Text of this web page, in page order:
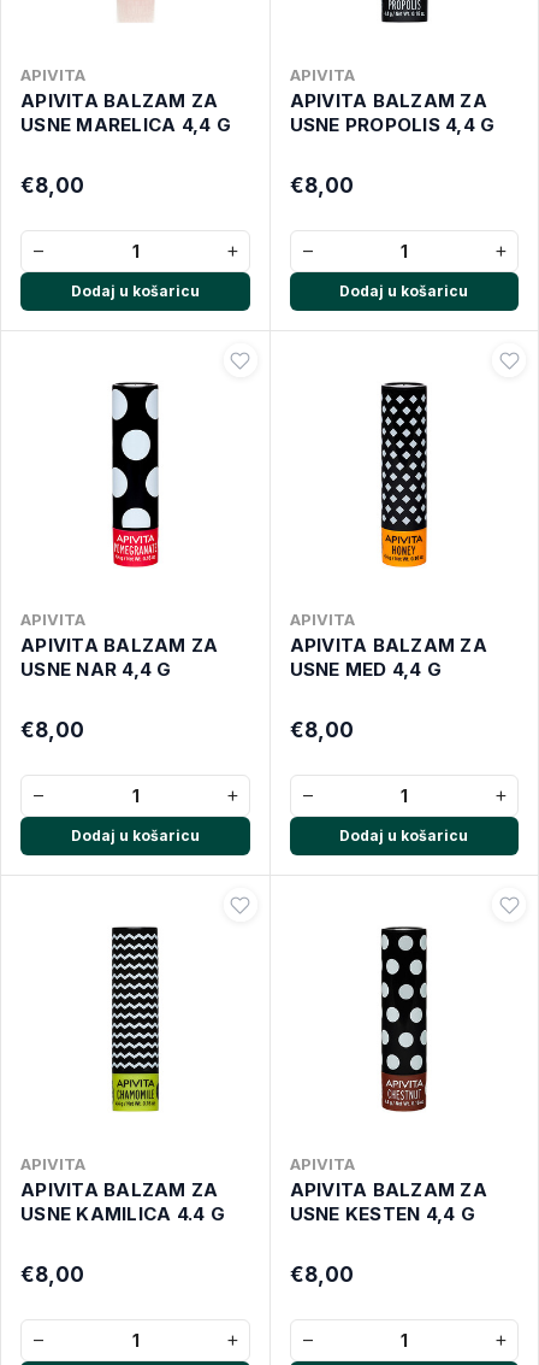
APIVITA
APIVITA BALZAM ZA
USNE MARELICA 4,4 G
€8,00
− +
Dodaj u košaricu
APIVITA
APIVITA BALZAM ZA
USNE PROPOLIS 4,4 G
€8,00
− +
Dodaj u košaricu
APIVITA
APIVITA BALZAM ZA
USNE NAR 4,4 G
€8,00
− +
Dodaj u košaricu
APIVITA
APIVITA BALZAM ZA
USNE MED 4,4 G
€8,00
− +
Dodaj u košaricu
APIVITA
APIVITA BALZAM ZA
USNE KAMILICA 4.4 G
€8,00
− +
APIVITA
APIVITA BALZAM ZA
USNE KESTEN 4,4 G
€8,00
− +